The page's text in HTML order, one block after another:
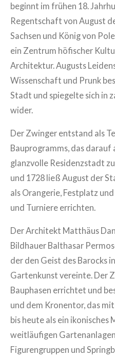
beginnt im frühen 18.
Regentschaft von August
Sachsen und König von
ein Zentrum höfischer
Architektur. Augusts
Wissenschaft und Prunk
Stadt und spiegelte sich in
wider.
Der Zwinger entstand als
Bauprogramms, das darauf
glanzvolle Residenzstadt
und 1728 ließ August der
als Orangerie, Festplatz
und Turniere errichten.
Der Architekt Matthäus
Bildhauer Balthasar
der den Geist des Barocks
Gartenkunst vereinte. Der
Bauphasen errichtet und
und dem Kronentor, das
bis heute als ein ikonisches
weitläufigen
Figurengruppen und